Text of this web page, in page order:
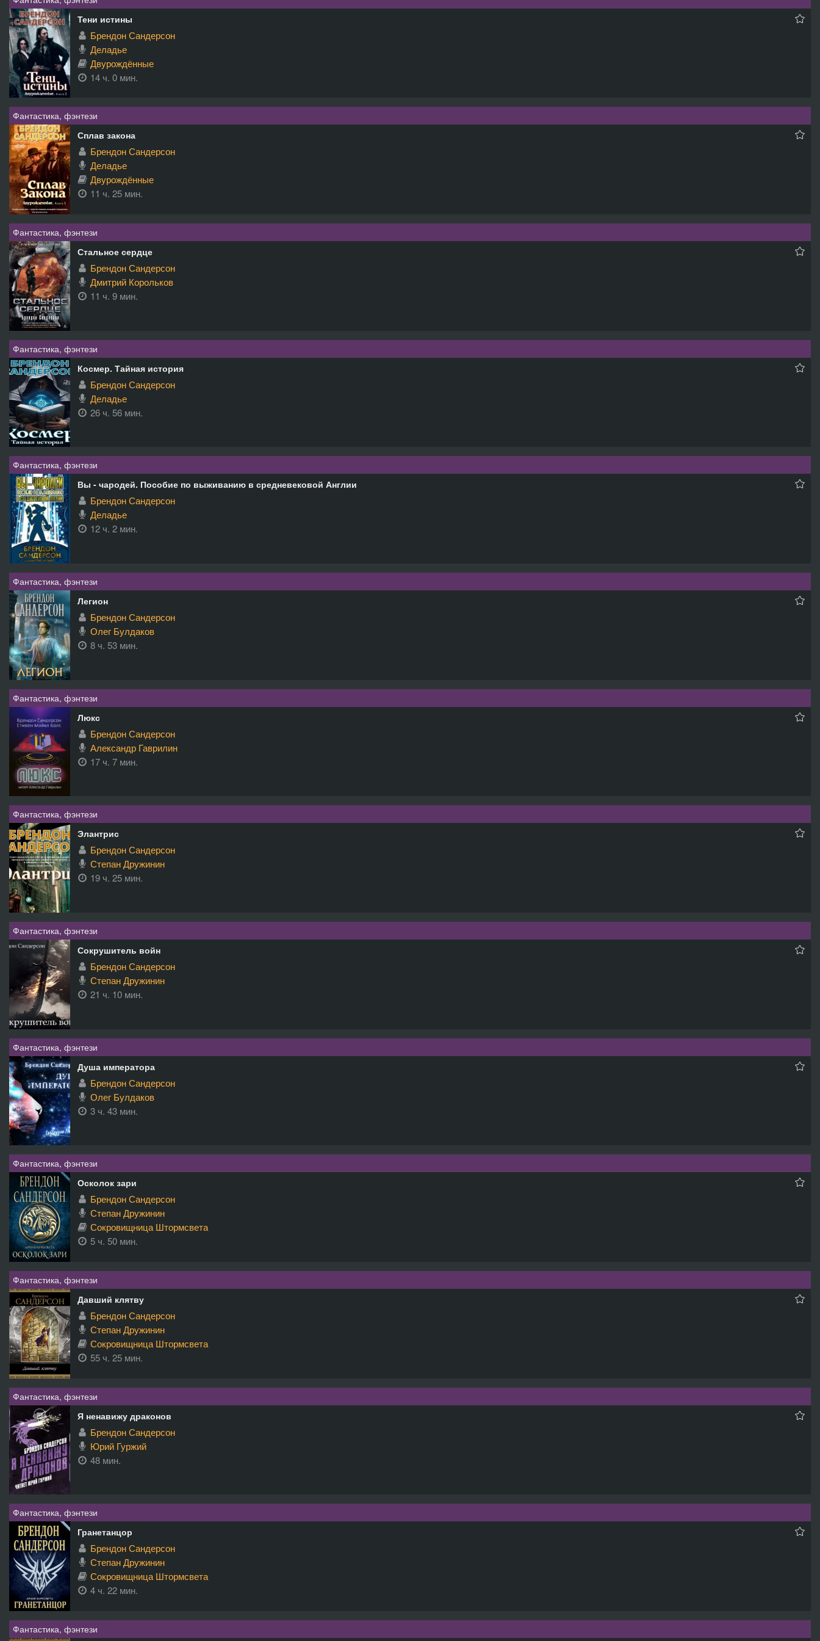
Тени истины
Брендон Сандерсон
Деладье
Двурождённые
14 ч. 0 мин.
Фантастика, фэнтези
Сплав закона
Брендон Сандерсон
Деладье
Двурождённые
11 ч. 25 мин.
Фантастика, фэнтези
Стальное сердце
Брендон Сандерсон
Дмитрий Корольков
11 ч. 9 мин.
Фантастика, фэнтези
Космер. Тайная история
Брендон Сандерсон
Деладье
26 ч. 56 мин.
Фантастика, фэнтези
Вы - чародей. Пособие по выживанию в средневековой Англии
Брендон Сандерсон
Деладье
12 ч. 2 мин.
Фантастика, фэнтези
Легион
Брендон Сандерсон
Олег Булдаков
8 ч. 53 мин.
Фантастика, фэнтези
Люкс
Брендон Сандерсон
Александр Гаврилин
17 ч. 7 мин.
Фантастика, фэнтези
Элантрис
Брендон Сандерсон
Степан Дружинин
19 ч. 25 мин.
Фантастика, фэнтези
Сокрушитель войн
Брендон Сандерсон
Степан Дружинин
21 ч. 10 мин.
Фантастика, фэнтези
Душа императора
Брендон Сандерсон
Олег Булдаков
3 ч. 43 мин.
Фантастика, фэнтези
Осколок зари
Брендон Сандерсон
Степан Дружинин
Сокровищница Штормсвета
5 ч. 50 мин.
Фантастика, фэнтези
Давший клятву
Брендон Сандерсон
Степан Дружинин
Сокровищница Штормсвета
55 ч. 25 мин.
Фантастика, фэнтези
Я ненавижу драконов
Брендон Сандерсон
Юрий Гуржий
48 мин.
Фантастика, фэнтези
Гранетанцор
Брендон Сандерсон
Степан Дружинин
Сокровищница Штормсвета
4 ч. 22 мин.
Фантастика, фэнтези